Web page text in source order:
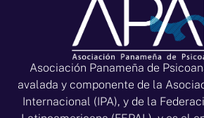
Asociación Panameña de
avalada y componente de la
Internacional (IPA), y de la